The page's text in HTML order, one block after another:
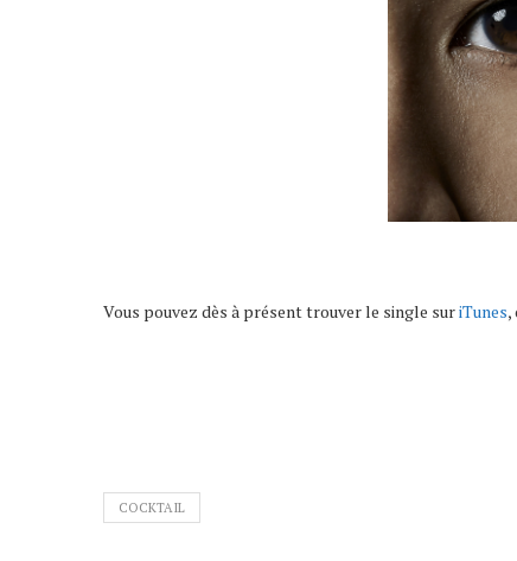
Vous pouvez dès à présent trouver le single suriTunes,
COCKTAIL